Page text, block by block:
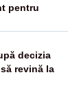
pentru
decizia
revină la